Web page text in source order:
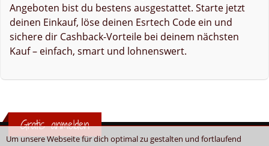
Um unsere Webseite für dich optimal zu gestalten und fortlaufend
Angeboten bist du bestens ausgestattet. Starte jetzt
deinen Einkauf, löse deinen Esrtech Code ein und
sichere dir Cashback-Vorteile bei deinem nächsten
Kauf – einfach, smart und lohnenswert.
Gratis anmelden